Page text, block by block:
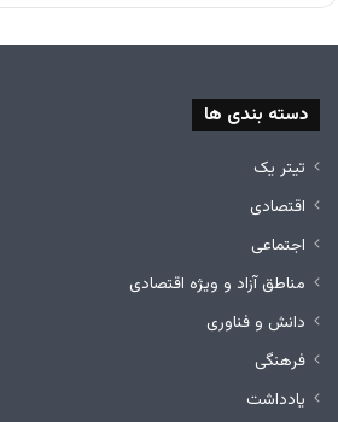
دسته بندی ها
تیتر یک
اقتصادی
اجتماعی
مناطق آزاد و ویژه اقتصادی
دانش و فناوری
فرهنگی
یادداشت